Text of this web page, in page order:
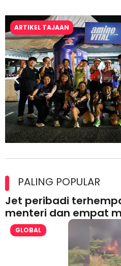
ARTIKEL TAJAAN
Melalui Kerjasama aminoVITAL®
Antarabangsa
PALING POPULAR
Jet peribadi
menteri dan empat
GLOBAL